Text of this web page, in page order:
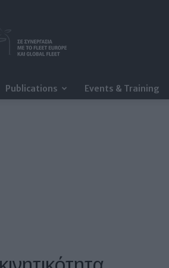
Publications Events & Training